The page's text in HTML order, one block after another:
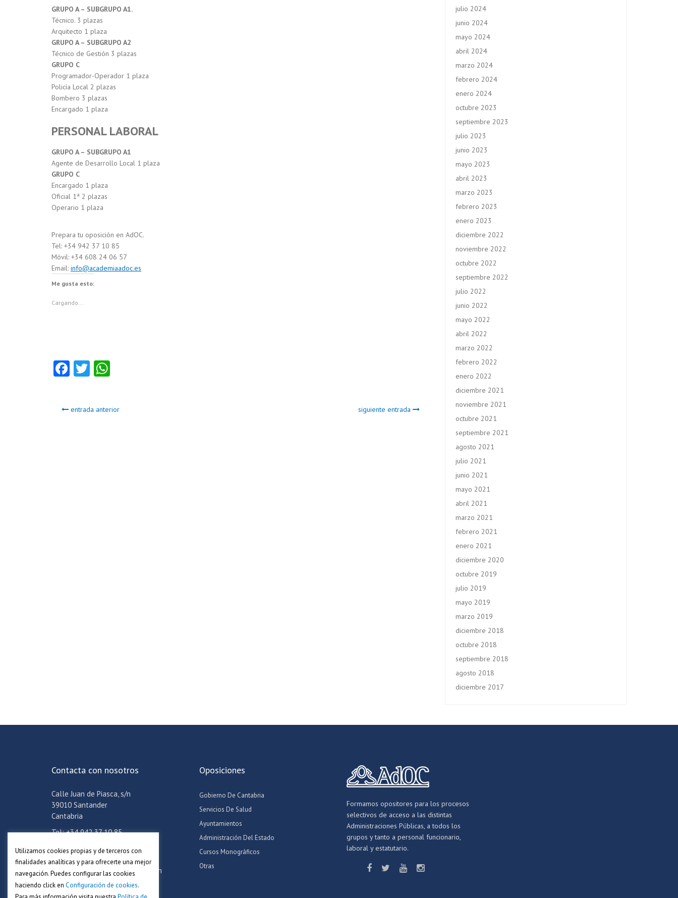
GRUPO A – SUBGRUPO A1.
Técnico. 3 plazas
Arquitecto 1 plaza
GRUPO A – SUBGRUPO A2
Técnico de Gestión 3 plazas
GRUPO C
Programador-Operador 1 plaza
Policía Local 2 plazas
Bombero 3 plazas
Encargado 1 plaza
PERSONAL LABORAL
GRUPO A – SUBGRUPO A1
Agente de Desarrollo Local 1 plaza
GRUPO C
Encargado 1 plaza
Oficial 1ª 2 plazas
Operario 1 plaza
Prepara tu oposición en AdOC.
Tel: +34 942 37 10 85
Móvil: +34 608 24 06 57
Email: info@academiaadoc.es
Me gusta esto:
Cargando...
Fa
o
T
er A
entrada anterior siguiente entrada
julio 2024
junio 2024
mayo 2024
abril 2024
marzo 2024
febrero 2024
enero 2024
octubre 2023
septiembre 2023
julio 2023
junio 2023
mayo 2023
abril 2023
marzo 2023
febrero 2023
enero 2023
diciembre 2022
noviembre 2022
octubre 2022
septiembre 2022
julio 2022
junio 2022
mayo 2022
abril 2022
marzo 2022
febrero 2022
enero 2022
diciembre 2021
noviembre 2021
octubre 2021
septiembre 2021
agosto 2021
julio 2021
junio 2021
mayo 2021
abril 2021
marzo 2021
febrero 2021
enero 2021
diciembre 2020
octubre 2019
julio 2019
mayo 2019
marzo 2019
diciembre 2018
octubre 2018
septiembre 2018
agosto 2018
diciembre 2017
Contacta con nosotros
Calle Juan de Piasca, s/n
39010 Santander
Cantabria
Tel: +34 942 37 10 85
Email:info@academiaadoc.es
Horario oficina: Lun-Jue de 16-19h
Oposiciones
Gobierno De Cantabria
Servicios De Salud
Ayuntamientos
Administración Del Estado
Cursos Monográficos
Otras
Formamos opositores para los procesos
selectivos de acceso a las distintas
Administraciones Públicas, a todos los
grupos y tanto a personal funcionario,
laboral y estatutario.
Utilizamos cookies propias y de terceros con
finalidades analíticas y para ofrecerte una mejor
navegación. Puedes configurar las cookies
haciendo click en Configuración de cookies.